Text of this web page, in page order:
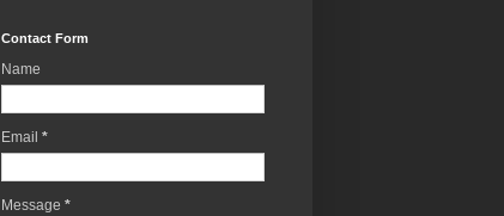
Contact Form
Name
Email *
Message *